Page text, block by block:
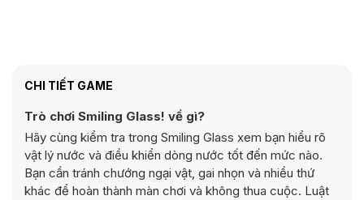
CHI TIẾT GAME
Trò chơi Smiling Glass! về gì?
Hãy cùng kiểm tra trong Smiling Glass xem bạn hiểu rõ
vật lý nước và điều khiển dòng nước tốt đến mức nào.
Bạn cần tránh chướng ngại vật, gai nhọn và nhiều thứ
khác để hoàn thành màn chơi và không thua cuộc. Luật